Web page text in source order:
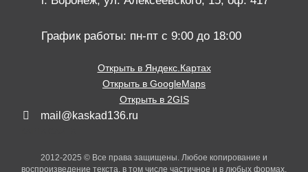
График работы: пн-пт с 9:00 до 18:00
Открыть в Яндекс.Картах
Открыть в GoogleMaps
Открыть в 2GIS
mail@kaskad136.ru
2012-2025 © Все права защищены. Любое копирование и
воспроизведение текста, в том числе частичное и в любых формах,